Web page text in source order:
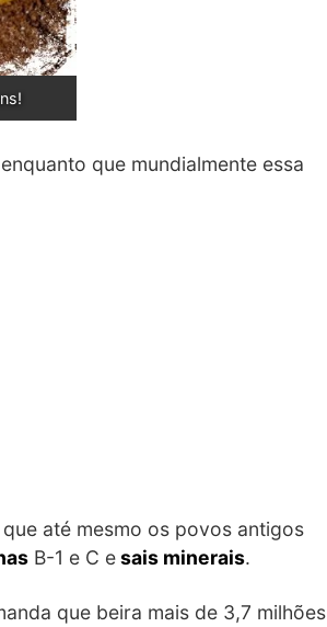
que mundialmente essa
até mesmo os povos antigos
B-1 e C esais minerais.
que beira mais de 3,7 milhões